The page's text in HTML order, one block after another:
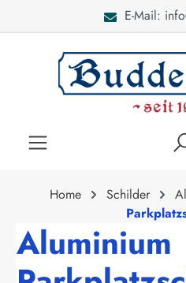
E-Mail:
Home Schilder
Aluminium